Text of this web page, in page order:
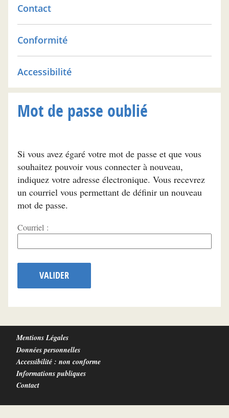
Contact
Conformité
Accessibilité
Mot de passe oublié
Si vous avez égaré votre mot de passe et que vous
souhaitez pouvoir vous connecter à nouveau,
indiquez votre adresse électronique. Vous recevrez
un courriel vous permettant de définir un nouveau
mot de passe.
Courriel :
VALIDER
Mentions Légales
Données personnelles
Accessibilité : non conforme
Informations publiques
Contact